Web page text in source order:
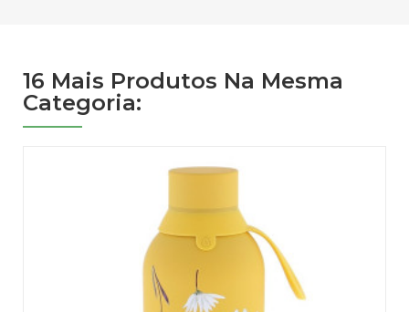
16 Mais Produtos Na Mesma
Categoria: